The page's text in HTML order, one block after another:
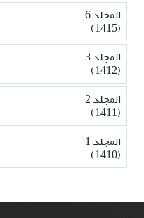
المجلد 6
(1415)
المجلد 3
(1412)
المجلد 2
(1411)
المجلد 1
(1410)